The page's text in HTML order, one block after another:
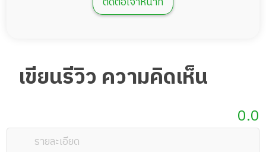
เขียนรีวิว ความคิดเห็น
0.0